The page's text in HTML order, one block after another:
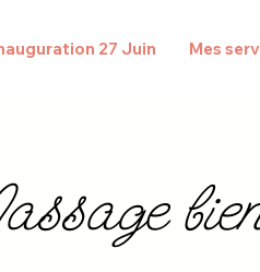
27 Juin Mes